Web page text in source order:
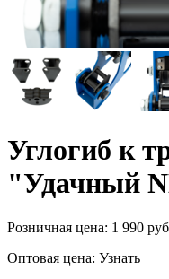
Углогиб к
"Удачный
Розничная цена: 1 990
Оптовая цена: Узнать